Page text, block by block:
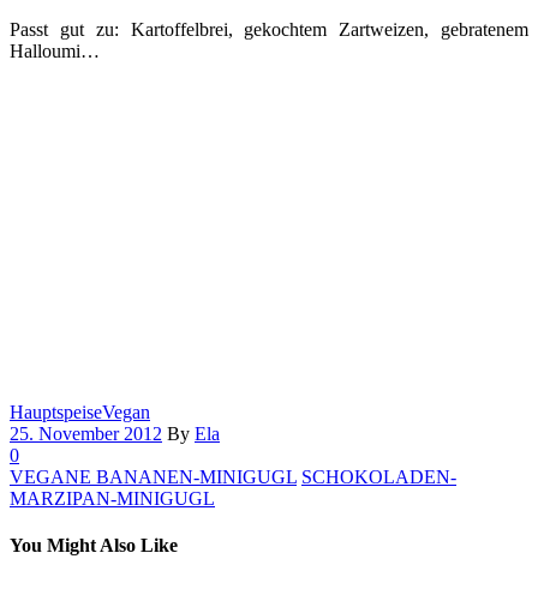
Passt gut zu: Kartoffelbrei, gekochtem Zartweizen, gebratenem
Halloumi…
HauptspeiseVegan
25. November 2012 By Ela
0
VEGANE BANANEN-MINIGUGL SCHOKOLADEN-
MARZIPAN-MINIGUGL
You Might Also Like